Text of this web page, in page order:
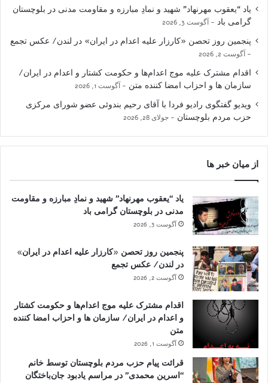
یاد “یعقوب مهرنهاد” شهید و نمادِ مبارزه و مقاومت مدنی در بلوچستان
گرامی باد
آگوست 3, 2026
پنجمین روز تحصن «کارزار علیه اعدام در ایران» در لندن/ عکس تجمع
آگوست 2, 2026
اقدام مشترک علیه موج اعدام‌ها و حکومت کشتار و اعدام در ایران/
سازمان ها و احزاب امضا کننده متن
آگوست 1, 2026
ویدیو گفتگوی رادیو فردا با آقای رحیم بندوئی عضو شورای مرکزی
حزب مردم بلوچستان
جولای 28, 2026
از میان خبر ها
یاد “یعقوب مهرنهاد” شهید و نمادِ مبارزه و مقاومت
مدنی در بلوچستان گرامی باد
آگوست 3, 2026
پنجمین روز تحصن «کارزار علیه اعدام در ایران»
در لندن/ عکس تجمع
آگوست 2, 2026
اقدام مشترک علیه موج اعدام‌ها و حکومت کشتار
و اعدام در ایران/ سازمان ها و احزاب امضا کننده
متن
آگوست 1, 2026
قرائت پیام حزب مردم بلوچستان توسط خانم
“اسرین محمدی” در مراسم یادبود جان‌باختگان